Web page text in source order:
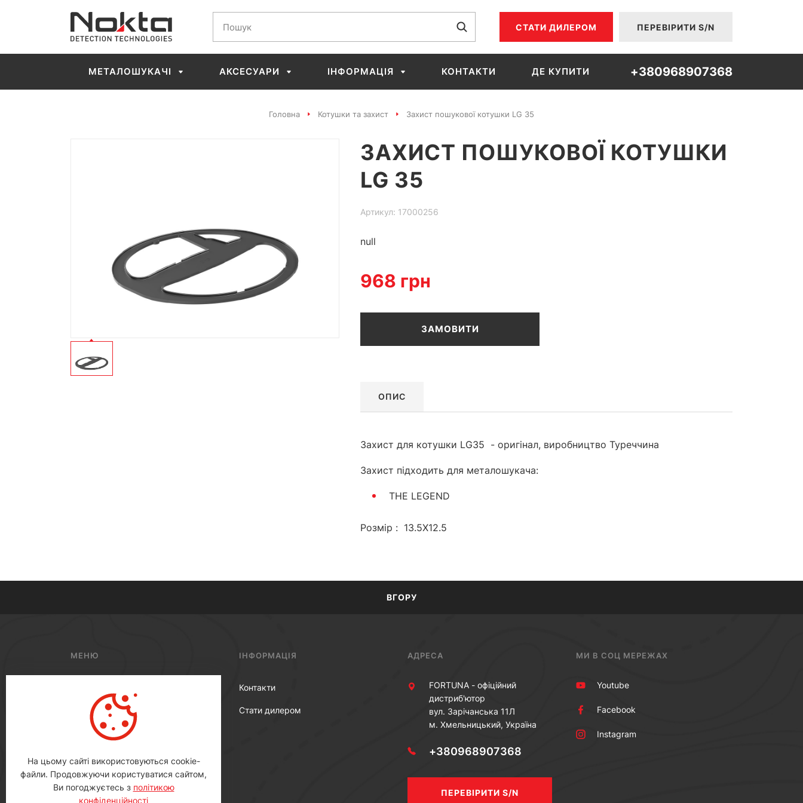
СТАТИ ДИЛЕРОМ ПЕРЕВІРИТИ S/N
МЕТАЛОШУКАЧІ АКСЕСУАРИ ІНФОРМАЦІЯ КОНТАКТИ ДЕ КУПИТИ +380968907368
Головна Котушки та захист Захист пошукової котушки LG 35
ЗАХИСТ ПОШУКОВОЇ КОТУШКИ
LG 35
Артикул: 17000256
null
968 грн
ЗАМОВИТИ
ОПИС
Захист для котушки LG35 - оригінал, виробництво Туреччина
Захист підходить для металошукача:
THE LEGEND
Розмір : 13.5X12.5
ВГОРУ
МЕНЮ
Аксесуари
Гарантія
Де купити
ІНФОРМАЦІЯ
Контакти
Стати дилером
АДРЕСА
FORTUNA - офіційний
дистриб'ютор
вул. Зарічанська 11Л
м. Хмельницький, Україна
+380968907368
ПЕРЕВІРИТИ S/N
МИ В СОЦ МЕРЕЖАХ
Youtube
Facebook
Instagram
На цьому сайті використовуються cookie-
файли. Продовжуючи користуватися сайтом,
Ви погоджуєтесь з політикою
конфіденційності